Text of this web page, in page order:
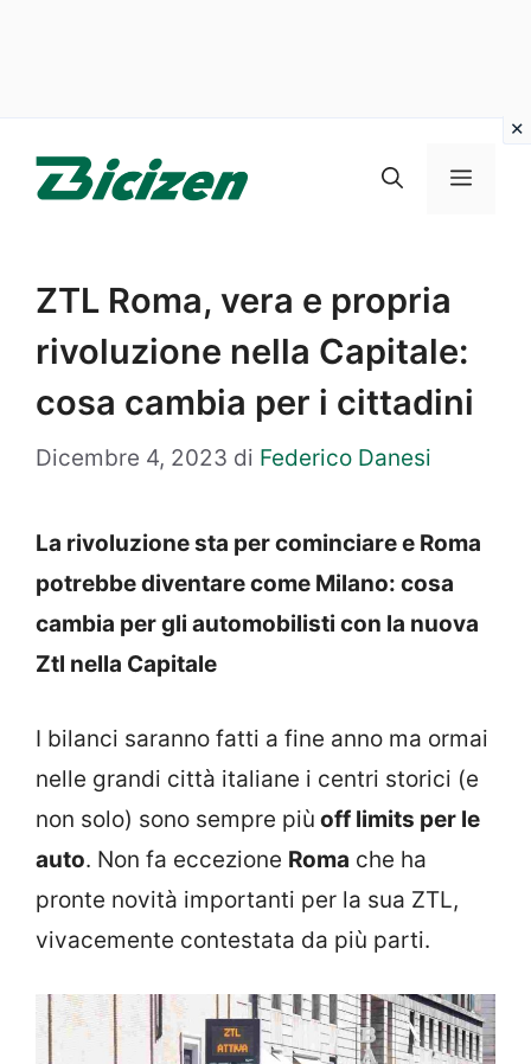
Menu
ZTL Roma, vera e propria
rivoluzione nella Capitale:
cosa cambia per i cittadini
Dicembre 4, 2023 di Federico Danesi
La rivoluzione sta per cominciare e Roma
potrebbe diventare come Milano: cosa
cambia per gli automobilisti con la nuova
Ztl nella Capitale
I bilanci saranno fatti a fine anno ma ormai
nelle grandi città italiane i centri storici (e
non solo) sono sempre più off limits per le
auto. Non fa eccezione Roma che ha
pronte novità importanti per la sua ZTL,
vivacemente contestata da più parti.